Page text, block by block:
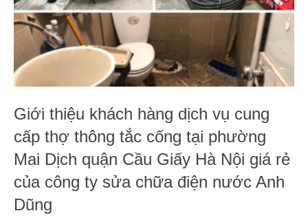
Giới thiệu khách hàng dịch vụ cung
cấp thợ thông tắc cống tại phường
Mai Dịch quận Cầu Giấy Hà Nội giá rẻ
của công ty sửa chữa điện nước Anh
Dũng